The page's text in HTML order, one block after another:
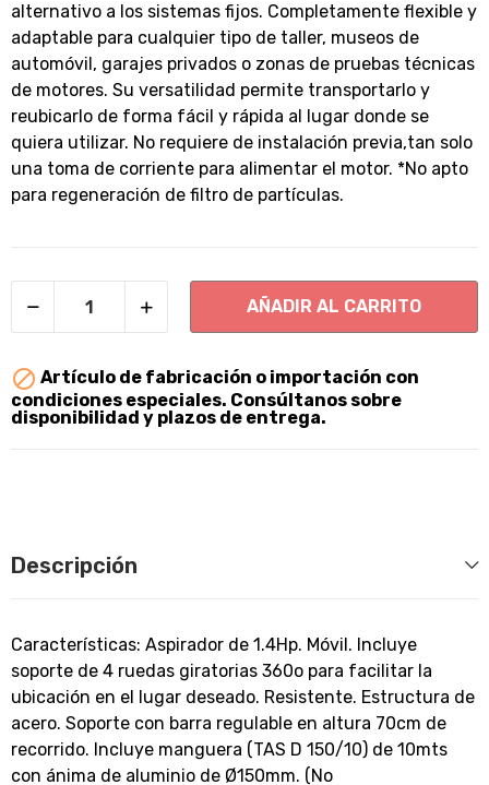
alternativo a los sistemas fijos. Completamente flexible y
adaptable para cualquier tipo de taller, museos de
automóvil, garajes privados o zonas de pruebas técnicas
de motores. Su versatilidad permite transportarlo y
reubicarlo de forma fácil y rápida al lugar donde se
quiera utilizar. No requiere de instalación previa,tan solo
una toma de corriente para alimentar el motor. *No apto
para regeneración de filtro de partículas.
AÑADIR AL CARRITO
 Artículo de fabricación o importación con
condiciones especiales. Consúltanos sobre
disponibilidad y plazos de entrega.
Descripción
Características: Aspirador de 1.4Hp. Móvil. Incluye
soporte de 4 ruedas giratorias 360o para facilitar la
ubicación en el lugar deseado. Resistente. Estructura de
acero. Soporte con barra regulable en altura 70cm de
recorrido. Incluye manguera (TAS D 150/10) de 10mts
con ánima de aluminio de Ø150mm. (No